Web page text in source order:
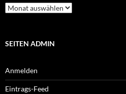
Archiv
SEITEN ADMIN
Anmelden
Eintrags-Feed